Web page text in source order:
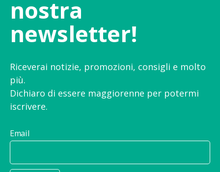
nostra
newsletter!
Riceverai notizie, promozioni, consigli e molto
più.
Dichiaro di essere maggiorenne per potermi
iscrivere.
Email